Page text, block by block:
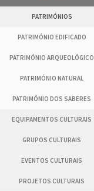
PATRIMÓNIOS
PATRIMÓNIO EDIFICADO
PATRIMÓNIO ARQUEOLÓGICO
PATRIMÓNIO NATURAL
PATRIMÓNIO DOS SABERES
EQUIPAMENTOS CULTURAIS
GRUPOS CULTURAIS
EVENTOS CULTURAIS
PROJETOS CULTURAIS